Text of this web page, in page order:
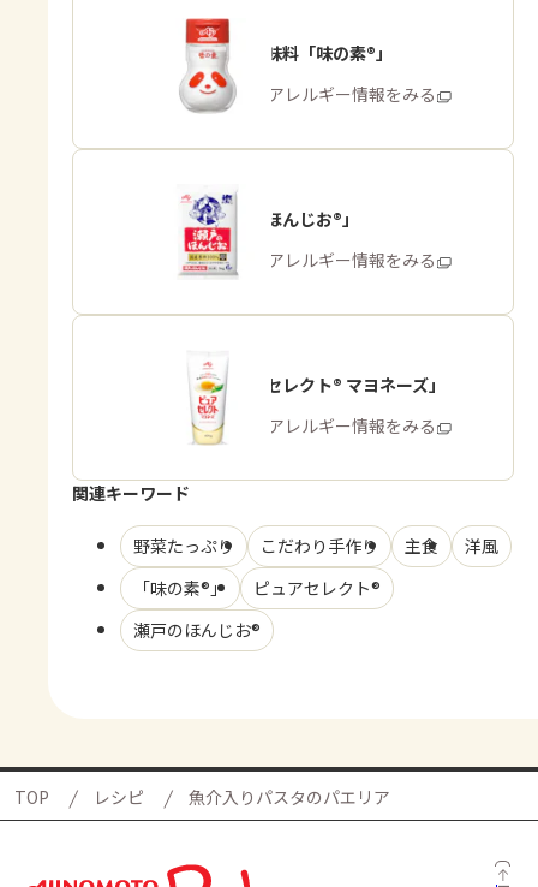
うま味調味料「味の素®」
商品・アレルギー情報をみる
「瀬戸のほんじお®」
商品・アレルギー情報をみる
「ピュアセレクト® マヨネーズ」
商品・アレルギー情報をみる
関連キーワード
野菜たっぷり こだわり手作り 主食
洋風
「味の素®」
ピュアセレクト®
瀬戸のほんじお®
TOP レシピ 魚介入りパスタのパエリア